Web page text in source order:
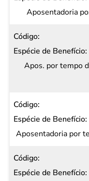
Aposentadoria
Apos. por tempo
Aposentadoria por